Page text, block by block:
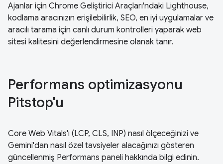
Ajanlar için Chrome Geliştirici Araçları'ndaki Lighthouse,
kodlama aracınızın erişilebilirlik, SEO, en iyi uygulamalar ve
aracılı tarama için canlı durum kontrolleri yaparak web
sitesi kalitesini değerlendirmesine olanak tanır.
Performans optimizasyonu
Pitstop'u
Core Web Vitals'ı (LCP, CLS, INP) nasıl ölçeceğinizi ve
Gemini'dan nasıl özel tavsiyeler alacağınızı gösteren
güncellenmiş Performans paneli hakkında bilgi edinin.